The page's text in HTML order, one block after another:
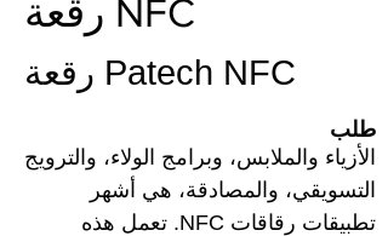
رقعة NFC
رقعة Patech NFC
طلب
الأزياء والملابس، وبرامج الولاء، والترويج
التسويقي، والمصادقة، هي أشهر
تطبيقات رقاقات NFC. تعمل هذه